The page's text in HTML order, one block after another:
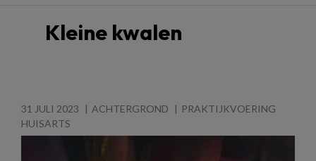
Kleine kwalen
31 JULI 2023 ACHTERGROND
PRAKTIJKVOERING
HUISARTS